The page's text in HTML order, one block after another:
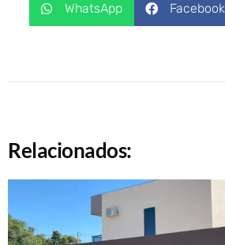
WhatsApp Facebook
Relacionados: